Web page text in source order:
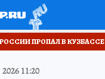
ПРОПАЛ В КУЗБАССЕ
11:20